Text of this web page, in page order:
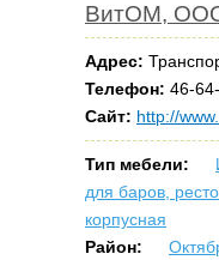
ВитОМ,
Адрес:
Телефон: 46-
Сайт: http://
Тип мебели:
для баров,
корпусная
Район: